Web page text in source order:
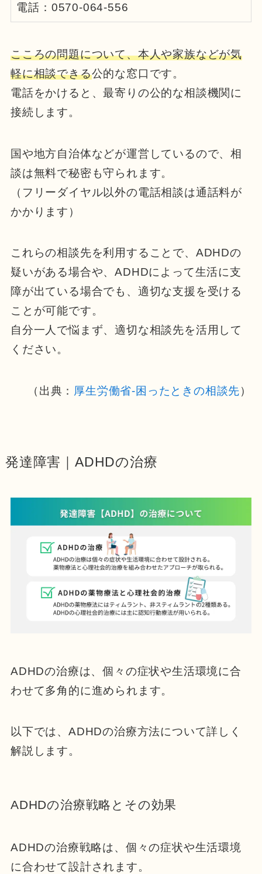
電話：0570-064-556
こころの問題について、本人や家族などが気
軽に相談できる公的な窓口です。
電話をかけると、最寄りの公的な相談機関に
接続します。
国や地方自治体などが運営しているので、相
談は無料で秘密も守られます。
（フリーダイヤル以外の電話相談は通話料が
かかります）
これらの相談先を利用することで、ADHDの
疑いがある場合や、ADHDによって生活に支
障が出ている場合でも、適切な支援を受ける
ことが可能です。
自分一人で悩まず、適切な相談先を活用して
ください。
（出典： 厚生労働省-困ったときの相談先）
発達障害｜ADHDの治療
ADHDの治療は、個々の症状や生活環境に合
わせて多角的に進められます。
以下では、ADHDの治療方法について詳しく
解説します。
ADHDの治療戦略とその効果
ADHDの治療戦略は、個々の症状や生活環境
に合わせて設計されます。